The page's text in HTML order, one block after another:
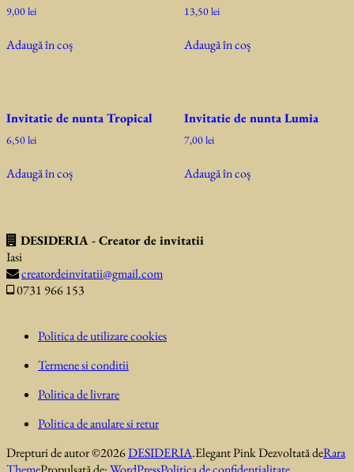
9,00lei
Adaugă în coș
13,50lei
Adaugă în coș
Invitatie de nunta Tropical
6,50lei
Adaugă în coș
Invitatie de nunta Lumia
7,00lei
Adaugă în coș
DESIDERIA - Creator de invitatii
Iasi
creatordeinvitatii@gmail.com
0731 966 153
Politica de utilizare cookies
Termene si conditii
Politica de livrare
Politica de anulare si retur
Drepturi de autor ©2026DESIDERIA.Elegant PinkDezvoltată deRara